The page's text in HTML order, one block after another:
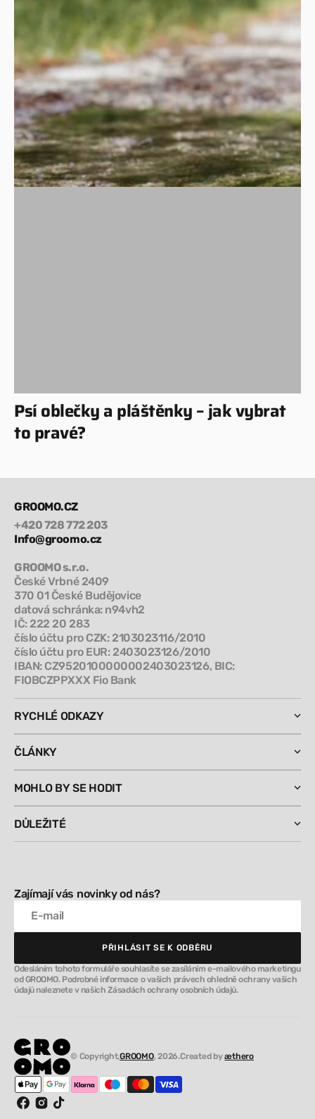
Psí oblečky a pláštěnky – jak vybrat
to pravé?
GROOMO.CZ
+420 728 772 203
Info@groomo.cz
GROOMO s.r.o.
České Vrbné 2409
370 01 České Budějovice
datová schránka: n94vh2
IČ: 222 20 283
číslo účtu pro CZK: 2103023116/2010
číslo účtu pro EUR: 2403023126/2010
IBAN: CZ9520100000002403023126, BIC:
FIOBCZPPXXX Fio Bank
RYCHLÉ ODKAZY
ČLÁNKY
MOHLO BY SE HODIT
DŮLEŽITÉ
Zajímají vás novinky od nás?
E-mail
PŘIHLÁSIT SE K ODBĚRU
PŘIHLÁSIT SE K ODBĚRU
Odesláním tohoto formuláře souhlasíte se zasíláním e-mailového marketingu
od GROOMO. Podrobné informace o vašich právech ohledně ochrany vašich
údajů naleznete v našich Zásadách ochrany osobních údajů.
© Copyright,GROOMO, 2026.Created byæthero
Facebook
Instagram
TikTok